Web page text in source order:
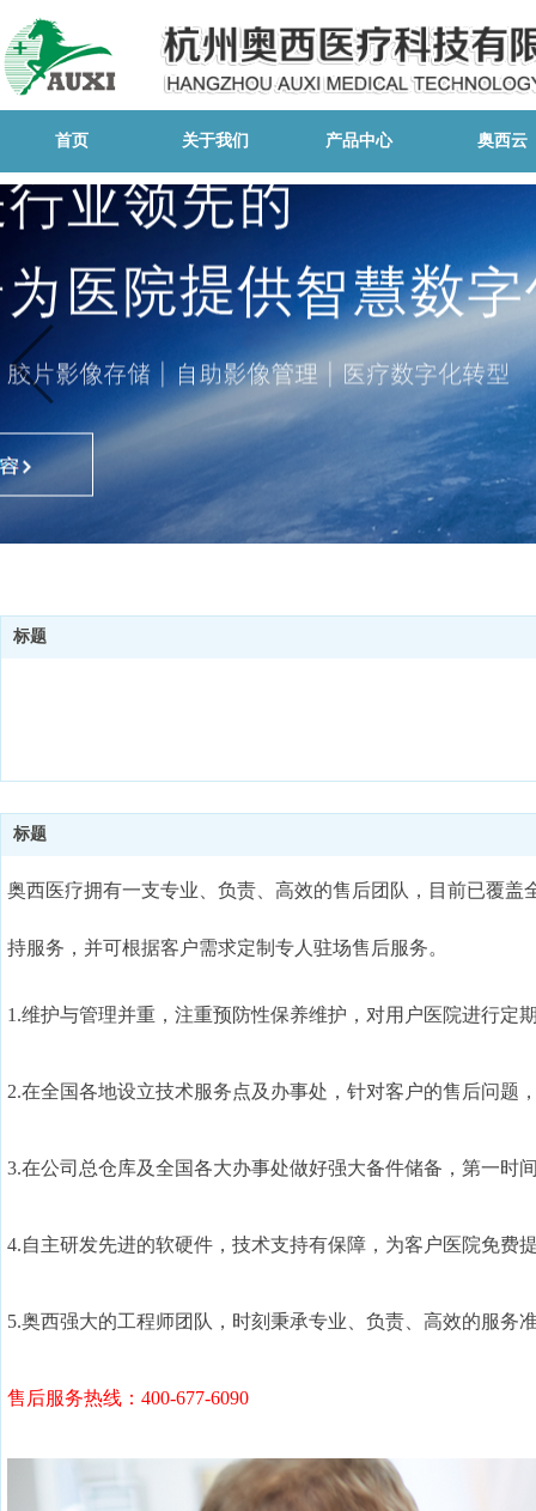
首页 关于我们 产品中心 奥西云
标题
标题
奥西医疗拥有一支专业、负责、高效的售后团队，目前已覆
持服务，并可根据客户需求定制专人驻场售后服务。
1.维护与管理并重，注重预防性保养维护，对用户医院进行
2.在全国各地设立技术服务点及办事处，针对客户的售后问题
3.在公司总仓库及全国各大办事处做好强大备件储备，第一时
4.自主研发先进的软硬件，技术支持有保障，为客户医院免费
5.奥西强大的工程师团队，时刻秉承专业、负责、高效的服务
售后服务热线：400-677-6090